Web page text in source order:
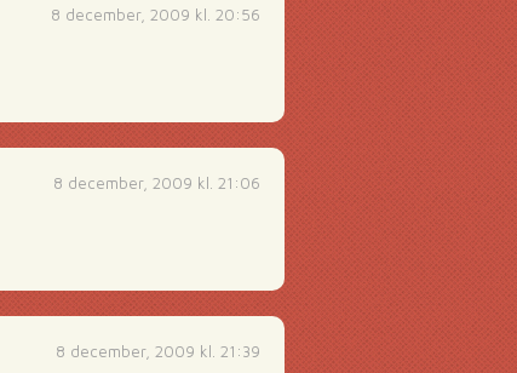
8 december, 2009 kl. 20:56
8 december, 2009 kl. 21:06
8 december, 2009 kl. 21:39